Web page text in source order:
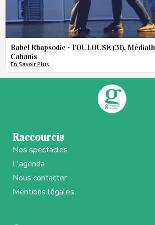
Babel Rhapsodie - TOULOUSE (31),
Cabanis
En Savoir Plus
Raccourcis
Nos spectacles
L'agenda
Nous contacter
Mentions légales